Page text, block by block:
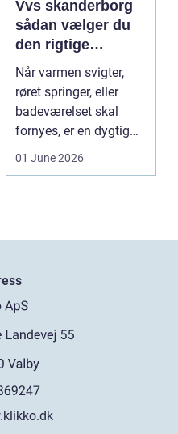
Vvs skanderborg
sådan vælger du
den rigtige
installatør
Når varmen svigter,
røret springer, eller
badeværelset skal
fornyes, er en dygtig
VVS-installatør gu...
01 June 2026